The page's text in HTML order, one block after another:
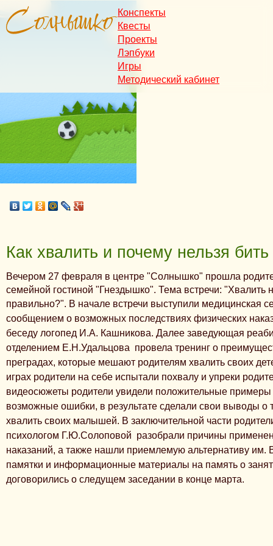
Конспекты
Квесты
Проекты
Лэпбуки
Игры
Методический кабинет
Как хвалить и почему нельзя бить
Вечером 27 февраля в центре "Солнышко" прошла
семейной гостиной "Гнездышко". Тема встречи: "Хвалить
правильно?". В начале встречи выступили медицинская
сообщением о возможных последствиях физических
беседу логопед И.А. Кашникова. Далее заведующая
отделением Е.Н.Удальцова провела тренинг о
преградах, которые мешают родителям хвалить своих
играх родители на себе испытали похвалу и упреки
видеосюжеты родители увидели положительные
возможные ошибки, в результате сделали свои выводы о
хвалить своих малышей. В заключительной части
психологом Г.Ю.Солоповой разобрали причины
наказаний, а также нашли приемлемую альтернативу им.
памятки и информационные материалы на память о
договорились о следущем заседании в конце марта.